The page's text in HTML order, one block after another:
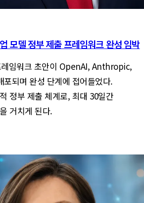
모델 정부 제출 프레임워크 완성 임박
레임워크 초안이 OpenAI, Anthropic,
포되며 완성 단계에 접어들었다.
정부 제출 체계로, 최대 30일간
거치게 된다.